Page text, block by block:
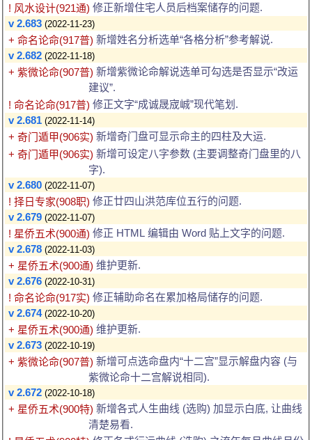
! 风水设计(921通) 修正新增住宅人员后档案储存的问题.
v 2.683 (2022-11-23)
+ 命名论命(917普) 新增姓名分析选单“各格分析”参考解说.
v 2.682 (2022-11-18)
+ 紫微论命(907普) 新增紫微论命解说选单可勾选是否显示“改运
建议”.
! 命名论命(917普) 修正文字“成诚晟宬峸”现代笔划.
v 2.681 (2022-11-14)
+ 奇门遁甲(906实) 新增奇门盘可显示命主的四柱及大运.
+ 奇门遁甲(906实) 新增可设定八字参数 (主要调整奇门盘里的八
字).
v 2.680 (2022-11-07)
! 择日专家(908职) 修正廿四山洪范库位五行的问题.
v 2.679 (2022-11-07)
! 星侨五术(900通) 修正 HTML 编辑由 Word 贴上文字的问题.
v 2.678 (2022-11-03)
+ 星侨五术(900通) 维护更新.
v 2.676 (2022-10-31)
! 命名论命(917实) 修正辅助命名在累加格局储存的问题.
v 2.674 (2022-10-20)
+ 星侨五术(900通) 维护更新.
v 2.673 (2022-10-19)
+ 紫微论命(907普) 新增可点选命盘内“十二宫”显示解盘内容 (与
紫微论命十二宫解说相同).
v 2.672 (2022-10-18)
+ 星侨五术(900特) 新增各式人生曲线 (选购) 加显示白底, 让曲线
清楚易看.